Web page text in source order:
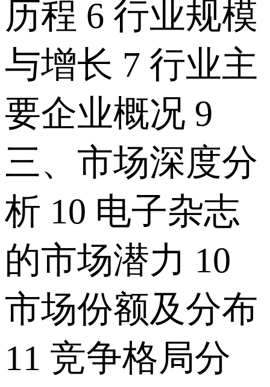
历程 6 行业规模
与增长 7 行业主
要企业概况 9
三、市场深度分
析 10 电子杂志
的市场潜力 10
市场份额及分布
11 竞争格局分